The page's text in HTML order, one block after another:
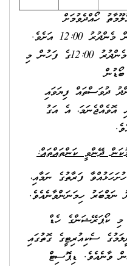
ހޯއްދެވުމަށް
ވަޑައިގަންނަވާނީ ހެނދުނު 9:00 އިން މެންދުރު 12:00 އަށެވެ.
ކޮންމެ ދުވަހެއްގެ އެންމެ މަތީ އަގު މެންދުރު 12:00ގެ ފަހުން މި
ދުވަސްތައް ފިޔަވައި
އޮވެއްޖެނަމަ، އެ އަގު
ދޭންވީ ކަންތައްތައް:
ފަރާތުގެ ނަމާއި،
ހިމަނަންވާނެއެވެ.
ކޯޕަރޭޝަންގެ ހެޑް
ސެކިއުރިޓީގެ ގޮތުގައި
ވާނެއެވެ. ޑިޕޮސިޓް